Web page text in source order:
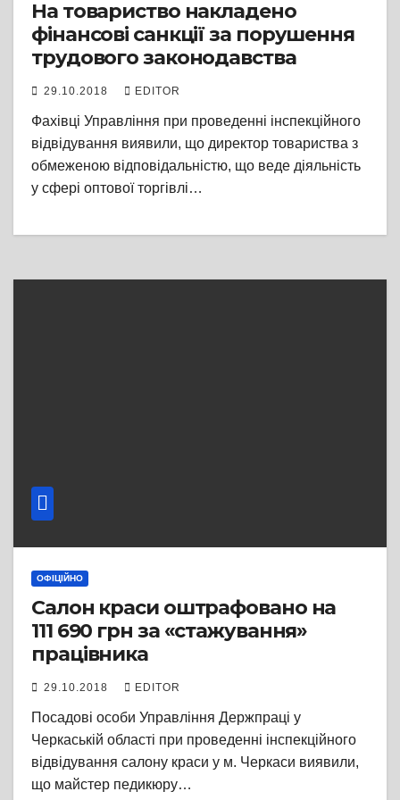
На товариство накладено
фінансові санкції за порушення
трудового законодавства
29.10.2018 EDITOR
Фахівці Управління при проведенні інспекційного
відвідування виявили, що директор товариства з
обмеженою відповідальністю, що веде діяльність
у сфері оптової торгівлі…
ОФІЦІЙНО
Салон краси оштрафовано на
111 690 грн за «стажування»
працівника
29.10.2018 EDITOR
Посадові особи Управління Держпраці у
Черкаській області при проведенні інспекційного
відвідування салону краси у м. Черкаси виявили,
що майстер педикюру…